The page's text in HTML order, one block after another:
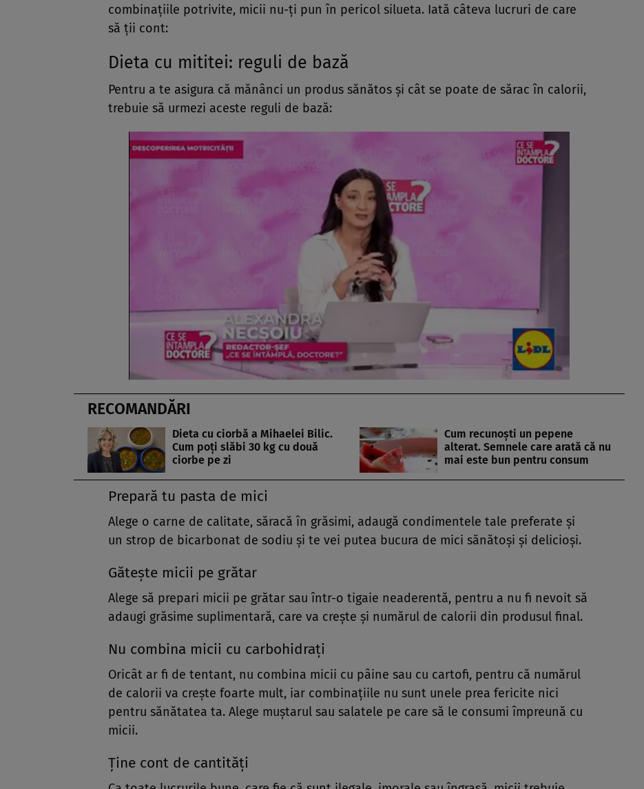
combinațiile potrivite, micii nu-ți pun în pericol silueta. Iată câteva lucruri de care
să ții cont:
Dieta cu mititei: reguli de bază
Pentru a te asigura că mănânci un produs sănătos și cât se poate de sărac în calorii,
trebuie să urmezi aceste reguli de bază:
RECOMANDĂRI
Dieta cu ciorbă a Mihaelei Bilic.
Cum poți slăbi 30 kg cu două
ciorbe pe zi
Cum recunoști un pepene
alterat. Semnele care arată că nu
mai este bun pentru consum
Prepară tu pasta de mici
Alege o carne de calitate, săracă în grăsimi, adaugă condimentele tale preferate și
un strop de bicarbonat de sodiu și te vei putea bucura de mici sănătoși și delicioși.
Gătește micii pe grătar
Alege să prepari micii pe grătar sau într-o tigaie neaderentă, pentru a nu fi nevoit să
adaugi grăsime suplimentară, care va crește și numărul de calorii din produsul final.
Nu combina micii cu carbohidrați
Oricât ar fi de tentant, nu combina micii cu pâine sau cu cartofi, pentru că numărul
de calorii va crește foarte mult, iar combinațiile nu sunt unele prea fericite nici
pentru sănătatea ta. Alege muștarul sau salatele pe care să le consumi împreună cu
micii.
Ține cont de cantități